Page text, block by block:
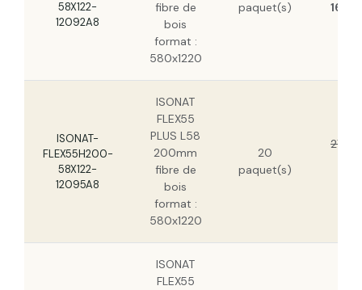
58X122-
12092A8
fibre de
bois
format :
580x1220
paquet(s) 16,11
ISONAT-
FLEX55H200-
58X122-
12095A8
ISONAT
FLEX55
PLUS L58
200mm
fibre de
bois
format :
580x1220
20
paquet(s)
27,16
ISONAT
FLEX55